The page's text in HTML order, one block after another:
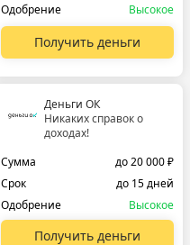
Одобрение
Высокое
Получить деньги
Деньги ОК
Никаких справок о
доходах!
Сумма
до 20 000 ₽
Срок
до 15 дней
Одобрение
Высокое
Получить деньги